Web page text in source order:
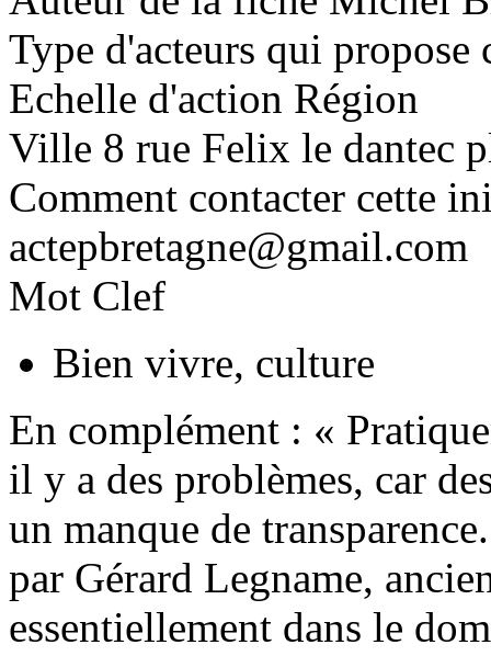
Type d'acteurs qui
Echelle d'action Région
Ville 8 rue Felix le dantec
Comment contacter cette
actepbretagne@gmail.com
Mot Clef
Bien vivre, culture
En complément : «
il y a des problèmes, car
un manque de
par Gérard Legname,
essentiellement dans le